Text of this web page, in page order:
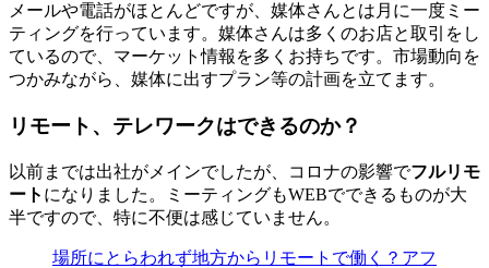
メールや電話がほとんどですが、媒体さんとは月に一度ミー
ティングを行っています。媒体さんは多くのお店と取引をし
ているので、マーケット情報を多くお持ちです。市場動向を
つかみながら、媒体に出すプラン等の計画を立てます。
リモート、テレワークはできるのか？
以前までは出社がメインでしたが、コロナの影響でフルリモ
ート になりました。ミーティングもWEBでできるものが大
半ですので、特に不便は感じていません。
場所にとらわれず地方からリモートで働く？アフ